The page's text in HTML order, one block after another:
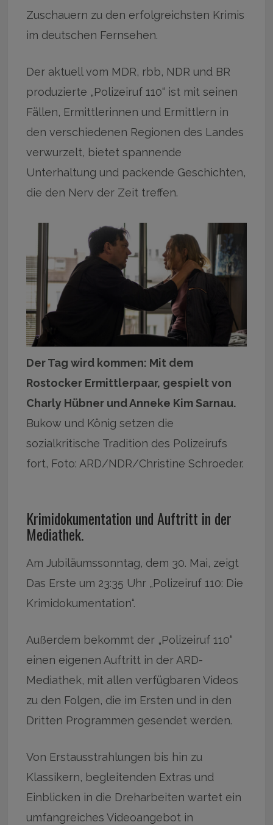
Zuschauern zu den erfolgreichsten Krimis
im deutschen Fernsehen.
Der aktuell vom MDR, rbb, NDR und BR
produzierte „Polizeiruf 110“ ist mit seinen
Fällen, Ermittlerinnen und Ermittlern in
den verschiedenen Regionen des Landes
verwurzelt, bietet spannende
Unterhaltung und packende Geschichten,
die den Nerv der Zeit treffen.
Der Tag wird kommen: Mit dem
Rostocker Ermittlerpaar, gespielt von
Charly Hübner und Anneke Kim Sarnau.
Bukow und König setzen die
sozialkritische Tradition des Polizeirufs
fort, Foto: ARD/NDR/Christine Schroeder.
Krimidokumentation und Auftritt in der
Mediathek.
Am Jubiläumssonntag, dem 30. Mai, zeigt
Das Erste um 23:35 Uhr „Polizeiruf 110: Die
Krimidokumentation“.
Außerdem bekommt der „Polizeiruf 110“
einen eigenen Auftritt in der ARD-
Mediathek, mit allen verfügbaren Videos
zu den Folgen, die im Ersten und in den
Dritten Programmen gesendet werden.
Von Erstausstrahlungen bis hin zu
Klassikern, begleitenden Extras und
Einblicken in die Dreharbeiten wartet ein
umfangreiches Videoangebot in